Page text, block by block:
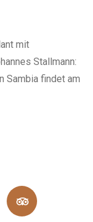
mit
Stallmann:
Sambia findet am